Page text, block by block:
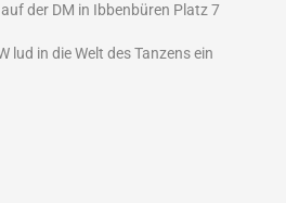
der DM in Ibbenbüren Platz 7
lud in die Welt des Tanzens ein